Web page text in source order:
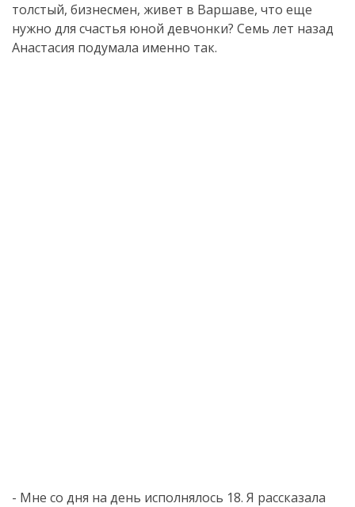
толстый, бизнесмен, живет в Варшаве, что еще
нужно для счастья юной девчонки? Семь лет назад
Анастасия подумала именно так.
- Мне со дня на день исполнялось 18. Я рассказала